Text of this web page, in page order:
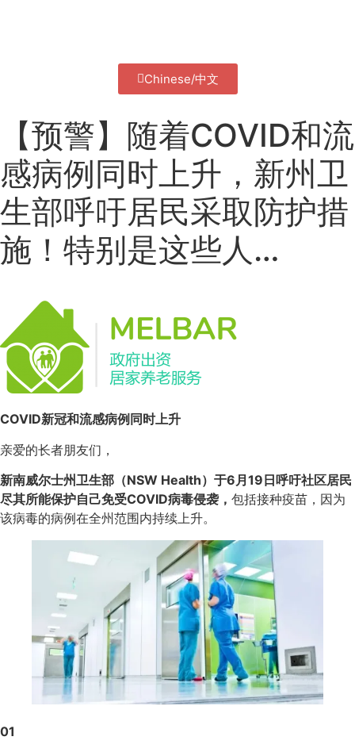
Chinese/中文
【预警】随着COVID和流
感病例同时上升，新州卫
生部呼吁居民采取防护措
施！特别是这些人…
COVID新冠和流感病例同时上升
亲爱的长者朋友们，
新南威尔士州卫生部（NSW Health）于6月19日呼吁社区居民
尽其所能保护自己免受COVID病毒侵袭， 包括接种疫苗，因为
该病毒的病例在全州范围内持续上升。
01